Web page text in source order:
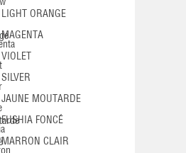
LIGHT ORANGE
MAGENTA
VIOLET
SILVER
JAUNE MOUTARDE
FUSHIA FONCÉ
MARRON CLAIR